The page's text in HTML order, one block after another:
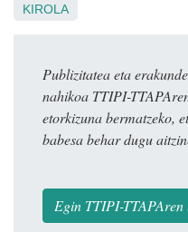
KIROLA
Publizitatea eta
nahikoa TTIPI-
etorkizuna bermatzeko,
babesa behar dugu
Egin TTIPI-TTAPAren